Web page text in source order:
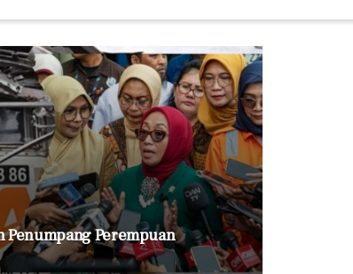
Penumpang Perempuan